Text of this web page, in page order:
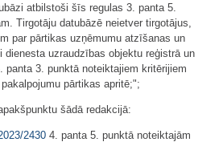
atbilstoši šīs regulas 3. panta 5.
Tirgotāju datubāzē neietver tirgotājus,
par pārtikas uzņēmumu atzīšanas un
uzraudzības objektu reģistrā un
panta 3. punktā noteiktajiem kritērijiem
pārtikas apritē;";
šādā redakcijā:
2430 4. panta 5. punktā noteiktajām